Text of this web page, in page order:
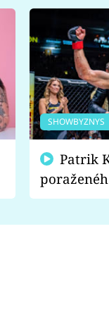
SHOWBYZNYS
fanoušci